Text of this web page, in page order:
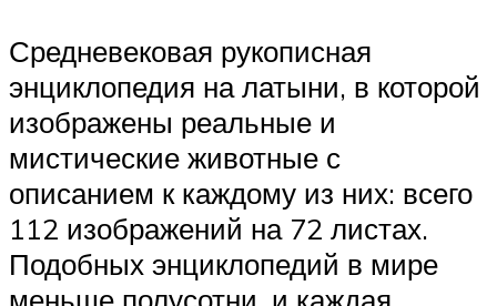
Средневековая рукописная
энциклопедия на латыни, в которой
изображены реальные и
мистические животные с
описанием к каждому из них: всего
112 изображений на 72 листах.
Подобных энциклопедий в мире